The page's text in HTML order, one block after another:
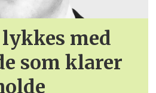
med
som klarer